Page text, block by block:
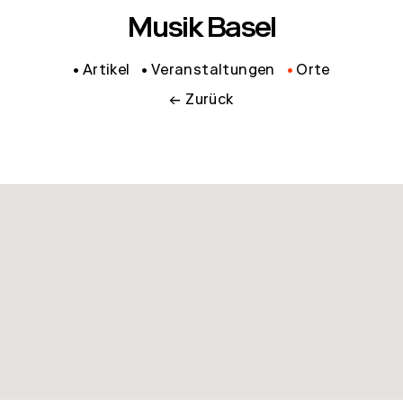
Musik Basel
Artikel Veranstaltungen Orte
← Zurück